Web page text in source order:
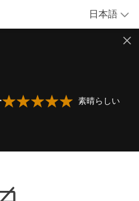
日本語
素晴らしい